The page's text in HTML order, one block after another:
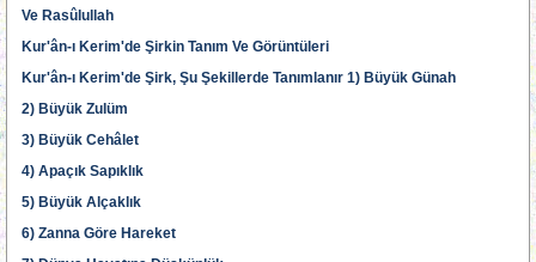
Ve Rasûlullah
Kur'ân-ı Kerim'de Şirkin Tanım Ve Görüntüleri
Kur'ân-ı Kerim'de Şirk, Şu Şekillerde Tanımlanır 1) Büyük Günah
2) Büyük Zulüm
3) Büyük Cehâlet
4) Apaçık Sapıklık
5) Büyük Alçaklık
6) Zanna Göre Hareket